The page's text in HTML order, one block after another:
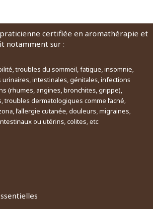
praticienne certifiée en aromathérapie et
notamment sur :
troubles du sommeil, fatigue, insomnie,
intestinales, génitales, infections
(rhumes, angines, bronchites, grippe),
troubles dermatologiques comme l’acné,
l’allergie cutanée, douleurs, migraines,
ou utérins, colites, etc